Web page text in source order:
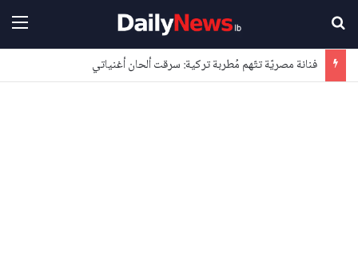
فنانة مصريّة تتّهم مُطربة تركية: سرقت ألحان أغنياتي